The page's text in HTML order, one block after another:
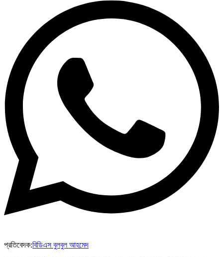
প্রতিবেদক:বিডিএস বুলবুল আহমেদ